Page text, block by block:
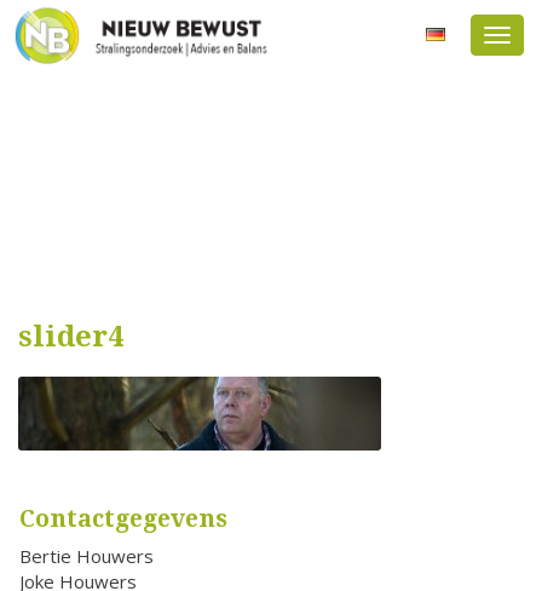
Menu
slider4
Contactgegevens
Bertie Houwers
Joke Houwers